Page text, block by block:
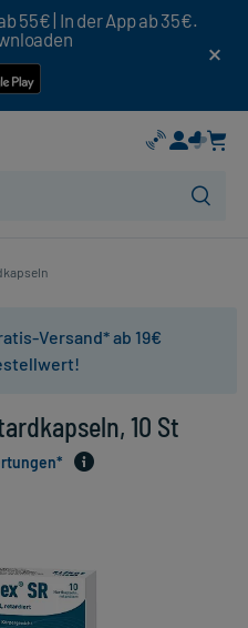
55€ | In der App ab 35€.
Versand* ab 19€
10 St